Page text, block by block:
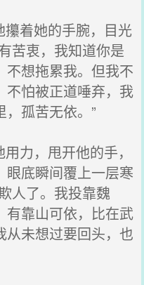
着她的手腕，目光
苦衷，我知道你是
不想拖累我。但我不
不怕被正道唾弃，我
孤苦无依。”
力，甩开他的手，
眼底瞬间覆上一层寒
人了。我投靠魏
有靠山可依，比在武
从未想过要回头，也